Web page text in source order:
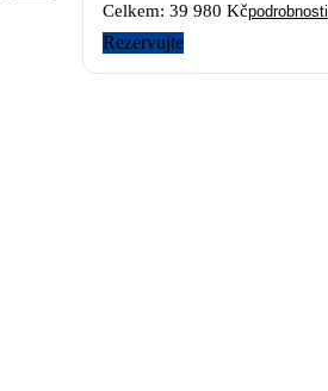
Celkem: 39 980 Kčpodrobnosti
Rezervujte